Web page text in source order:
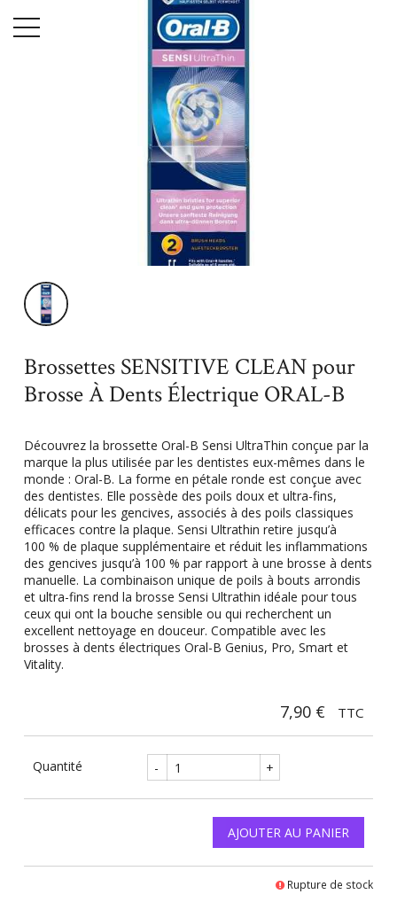
Accueil
Brossettes SENSITIVE CLEAN pour Brosse À Dents Électrique
ORAL-B
Brossettes SENSITIVE CLEAN pour
Brosse À Dents Électrique ORAL-B
Découvrez la brossette Oral-B Sensi UltraThin conçue par la
marque la plus utilisée par les dentistes eux-mêmes dans le
monde : Oral-B. La forme en pétale ronde est conçue avec
des dentistes. Elle possède des poils doux et ultra-fins,
délicats pour les gencives, associés à des poils classiques
efficaces contre la plaque. Sensi Ultrathin retire jusqu’à
100 % de plaque supplémentaire et réduit les inflammations
des gencives jusqu’à 100 % par rapport à une brosse à dents
manuelle. La combinaison unique de poils à bouts arrondis
et ultra-fins rend la brosse Sensi Ultrathin idéale pour tous
ceux qui ont la bouche sensible ou qui recherchent un
excellent nettoyage en douceur. Compatible avec les
brosses à dents électriques Oral-B Genius, Pro, Smart et
Vitality.
7,90 € TTC
Quantité - +
AJOUTER AU PANIER
Rupture de stock